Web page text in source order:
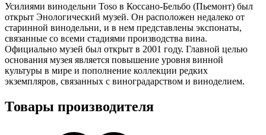
Усилиями винодельни Toso в Коссано-Бельбо (Пьемонт) был
открыт Энологический музей. Он расположен недалеко от
старинной винодельни, и в нем представлены экспонаты,
связанные со всеми стадиями производства вина.
Официально музей был открыт в 2001 году. Главной целью
основания музея является повышение уровня винной
культуры в мире и пополнение коллекции редких
экземпляров, связанных с виноградарством и виноделием.
Товары производителя